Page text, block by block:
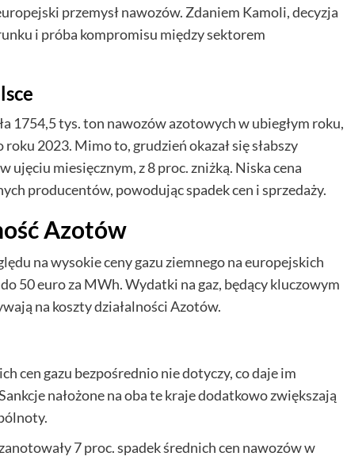
przemysł nawozów. Zdaniem Kamoli, decyzja
i próba kompromisu między sektorem
1754,5 tys. ton nawozów azotowych w ubiegłym roku,
2023. Mimo to, grudzień okazał się słabszy
ujęciu miesięcznym, z 8 proc. zniżką. Niska cena
producentów, powodując spadek cen i sprzedaży.
Azotów
na wysokie ceny gazu ziemnego na europejskich
50 euro za MWh. Wydatki na gaz, będący kluczowym
na koszty działalności Azotów.
cen gazu bezpośrednio nie dotyczy, co daje im
nałożone na oba te kraje dodatkowo zwiększają
7 proc. spadek średnich cen nawozów w